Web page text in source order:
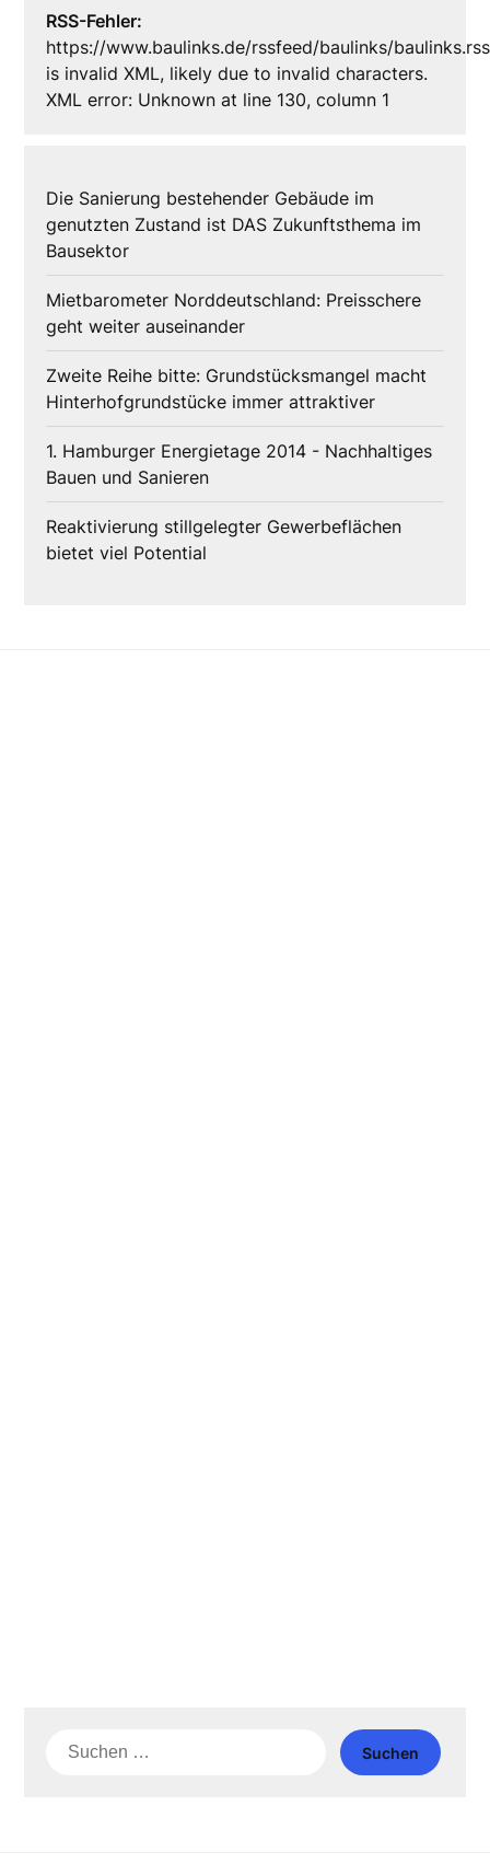
RSS-Fehler:
https://www.baulinks.de/rssfeed/baulinks/baulinks.rss
is invalid XML, likely due to invalid characters.
XML error: Unknown at line 130, column 1
Die Sanierung bestehender Gebäude im
genutzten Zustand ist DAS Zukunftsthema im
Bausektor
Mietbarometer Norddeutschland: Preisschere
geht weiter auseinander
Zweite Reihe bitte: Grundstücksmangel macht
Hinterhofgrundstücke immer attraktiver
1. Hamburger Energietage 2014 - Nachhaltiges
Bauen und Sanieren
Reaktivierung stillgelegter Gewerbeflächen
bietet viel Potential
Suche